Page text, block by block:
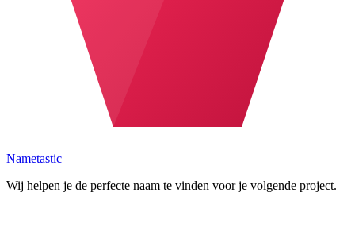
Nametastic
Wij helpen je de perfecte naam te vinden voor je volgende project.